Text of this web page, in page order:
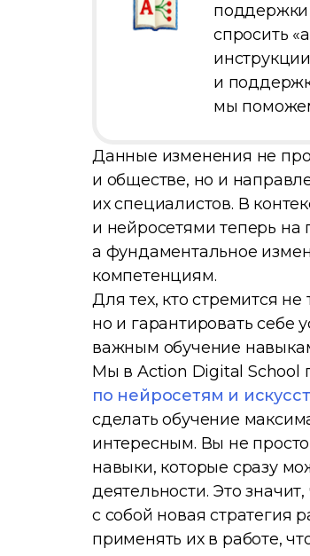
поддержки
спросить
и
мы
Данные изменения не
и обществе, но и
их специалистов. В
и нейросетями теперь на
а фундаментальное
компетенциям.
Для тех, кто стремится
но и гарантировать себе
важным обучение
Мы в Action Digital School
по нейросетям и
сделать обучение
интересным. Вы не
навыки, которые сразу
деятельности. Это
с собой новая стратегия
применять их в работе,